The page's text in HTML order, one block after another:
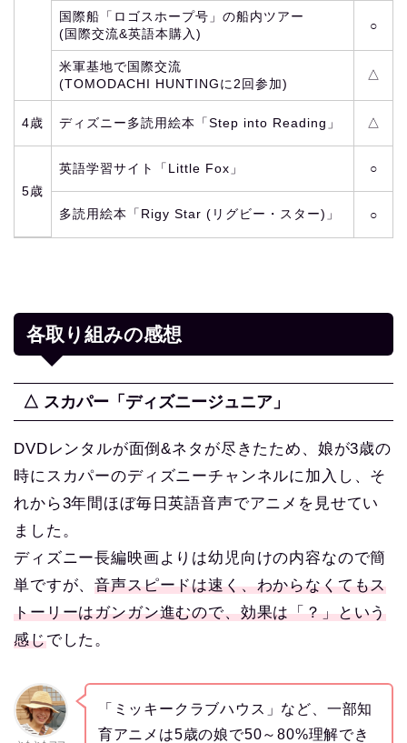
国際船「ロゴスホープ号」の船内ツアー
(国際交流&英語本購入)
○
米軍基地で国際交流
(TOMODACHI HUNTINGに2回参加)
△
4歳 ディズニー多読用絵本「Step into Reading」 △
5歳
英語学習サイト「Little Fox」 ○
多読用絵本「Rigy Star (リグビー・スター)」 ○
各取り組みの感想
△ スカパー「ディズニージュニア」
DVDレンタルが面倒&ネタが尽きたため、娘が3歳の
時にスカパーのディズニーチャンネルに加入し、そ
れから3年間ほぼ毎日英語音声でアニメを見せてい
ました。
ディズニー長編映画よりは幼児向けの内容なので簡
単ですが、音声スピードは速く、わからなくてもス
トーリーはガンガン進むので、効果は「？」という
感じでした。
「ミッキークラブハウス」など、一部知
育アニメは5歳の娘で50～80%理解でき